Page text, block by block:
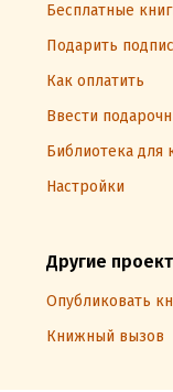
Бесплатные
Подарить
Как оплатить
Ввести
Библиотека для
Настройки
Другие
Опубликовать
Книжный вызов